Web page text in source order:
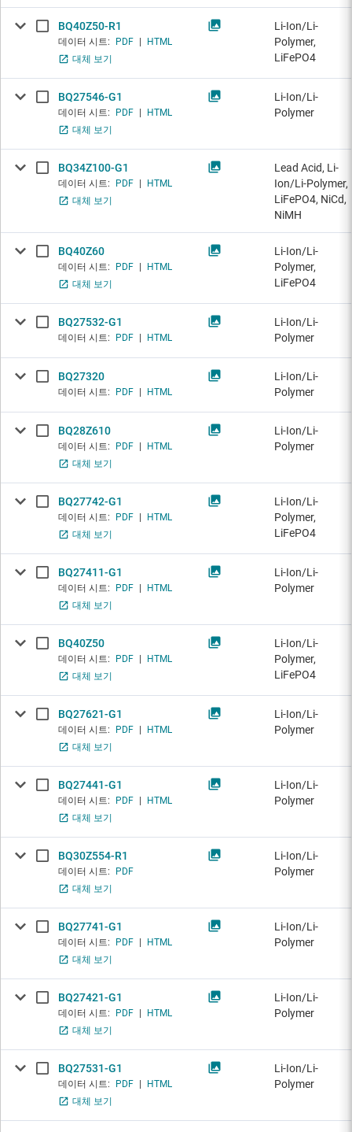
BQ40Z50-R1
데이터 시트: PDF
HTML
대체 보기
Li-Ion/Li-
Polymer,
LiFePO4
BQ27546-G1
데이터 시트: PDF
HTML
대체 보기
Li-Ion/Li-
Polymer
BQ34Z100-G1
데이터 시트: PDF
HTML
대체 보기
Lead Acid, Li-
Ion/Li-Polymer,
LiFePO4, NiCd,
NiMH
BQ40Z60
데이터 시트: PDF
HTML
대체 보기
Li-Ion/Li-
Polymer,
LiFePO4
BQ27532-G1
데이터 시트: PDF HTML
Li-Ion/Li-
Polymer
BQ27320
데이터 시트: PDF HTML
Li-Ion/Li-
Polymer
BQ28Z610
데이터 시트: PDF
HTML
대체 보기
Li-Ion/Li-
Polymer
BQ27742-G1
데이터 시트: PDF
HTML
대체 보기
Li-Ion/Li-
Polymer,
LiFePO4
BQ27411-G1
데이터 시트: PDF
HTML
대체 보기
Li-Ion/Li-
Polymer
BQ40Z50
데이터 시트: PDF
HTML
대체 보기
Li-Ion/Li-
Polymer,
LiFePO4
BQ27621-G1
데이터 시트: PDF
HTML
대체 보기
Li-Ion/Li-
Polymer
BQ27441-G1
데이터 시트: PDF
HTML
대체 보기
Li-Ion/Li-
Polymer
BQ30Z554-R1
데이터 시트:
PDF
대체 보기
Li-Ion/Li-
Polymer
BQ27741-G1
데이터 시트: PDF
HTML
대체 보기
Li-Ion/Li-
Polymer
BQ27421-G1
데이터 시트: PDF
HTML
대체 보기
Li-Ion/Li-
Polymer
BQ27531-G1
데이터 시트: PDF
HTML
대체 보기
Li-Ion/Li-
Polymer